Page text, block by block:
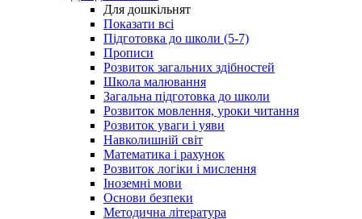
Для дошкільнят
Показати всі
Підготовка до школи (5-7)
Прописи
Розвиток загальних здібностей
Школа малювання
Загальна підготовка до школи
Розвиток мовлення, уроки читання
Розвиток уваги і уяви
Навколишній світ
Математика і рахунок
Розвиток логіки і мислення
Іноземні мови
Основи безпеки
Методична література